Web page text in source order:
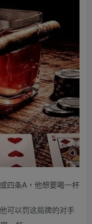
四条A，他想要喝一杯
可以罚这局牌的对手